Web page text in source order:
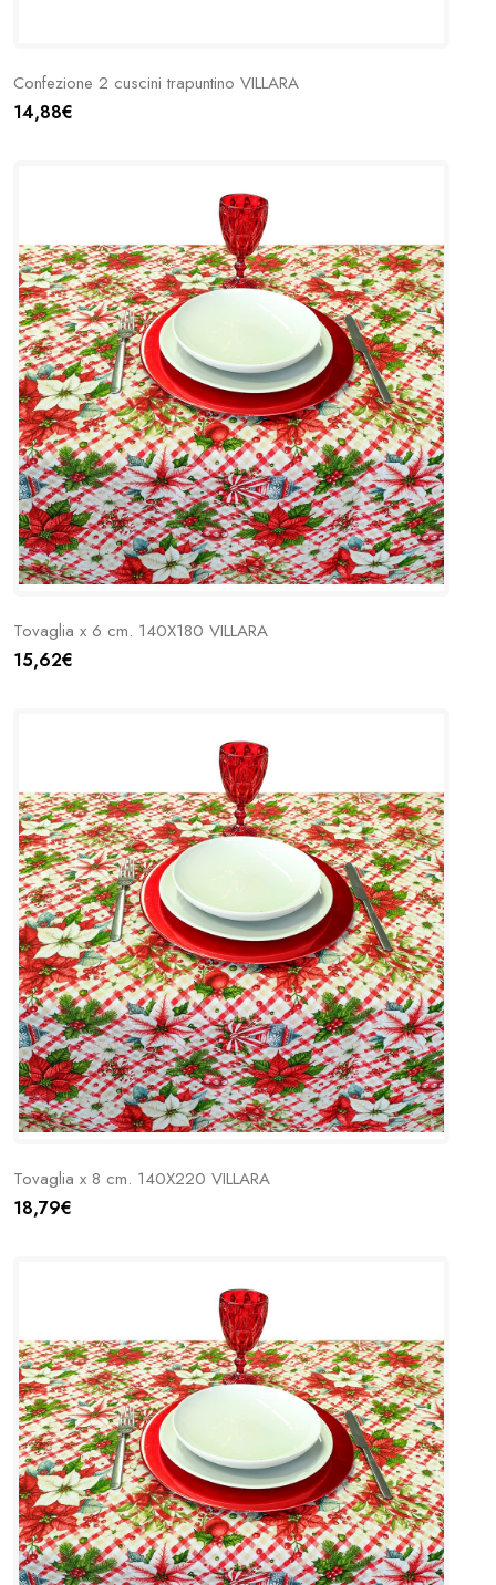
Confezione 2 cuscini trapuntino VILLARA
14,88€
Tovaglia x 6 cm. 140X180 VILLARA
15,62€
Tovaglia x 8 cm. 140X220 VILLARA
18,79€